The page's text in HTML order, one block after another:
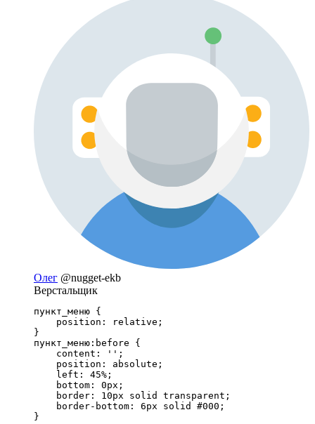
Олег @nugget-ekb
Верстальщик
пункт_меню {
    position: relative;
}
пункт_меню:before {
    content: '';
    position: absolute;
    left: 45%;
    bottom: 0px;
    border: 10px solid transparent;
    border-bottom: 6px solid #000;
}